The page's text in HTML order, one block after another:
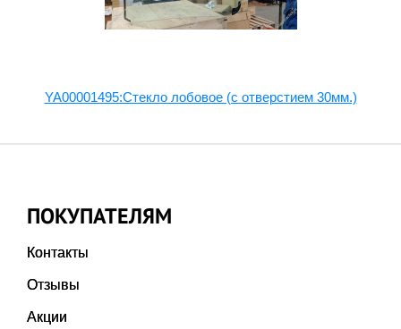
YA00001495:Стекло лобовое (с отверстием 30мм.)
ПОКУПАТЕЛЯМ
Контакты
Отзывы
Акции